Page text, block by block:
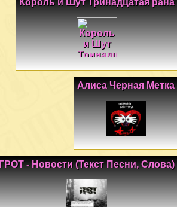
Король и Шут Тринадцатая рана
Алиса Черная Метка
ГРОТ - Новости (Текст Песни, Слова)